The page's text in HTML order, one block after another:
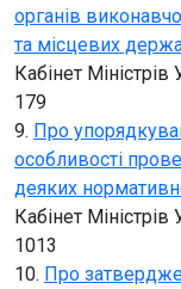
органів
та місцевих
Кабінет
179
9. Про
особливості
деяких
Кабінет
1013
10. Про